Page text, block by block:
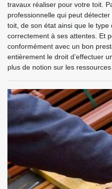
travaux réaliser pour votre toit.
professionnelle qui peut
toit, de son état ainsi que le type
correctement à ses attentes. Et
conformément avec un bon
entièrement le droit d’effectuer
plus de notion sur les